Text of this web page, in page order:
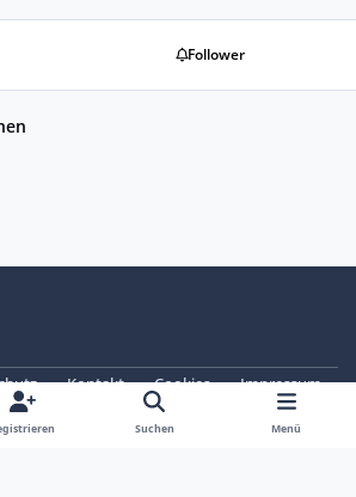
Follower
Kontakt Cookies
Impressum
e. V.
Powered by Invision Community
Suchen Menü